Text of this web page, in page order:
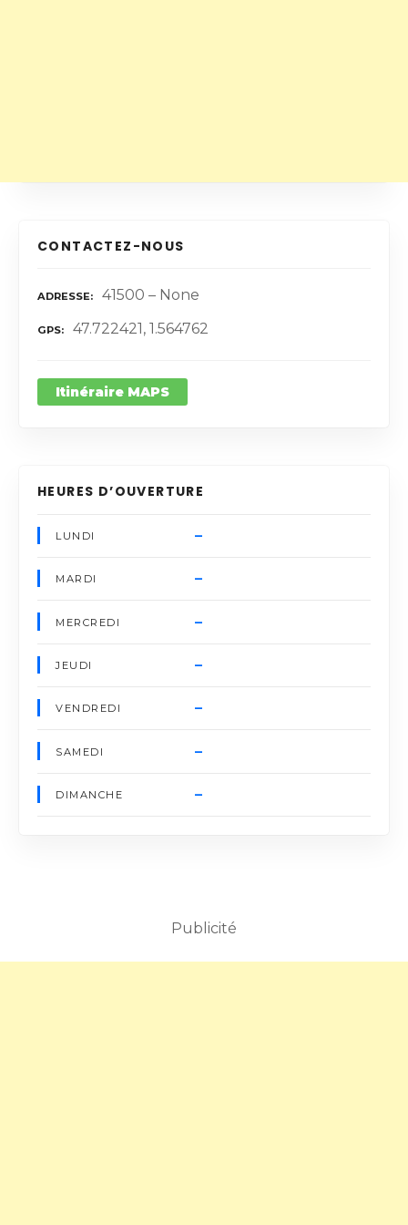
CONTACTEZ-NOUS
ADRESSE 41500 – None
GPS 47.722421, 1.564762
Itinéraire MAPS
HEURES D’OUVERTURE
LUNDI –
MARDI –
MERCREDI –
JEUDI –
VENDREDI –
SAMEDI –
DIMANCHE –
Publicité